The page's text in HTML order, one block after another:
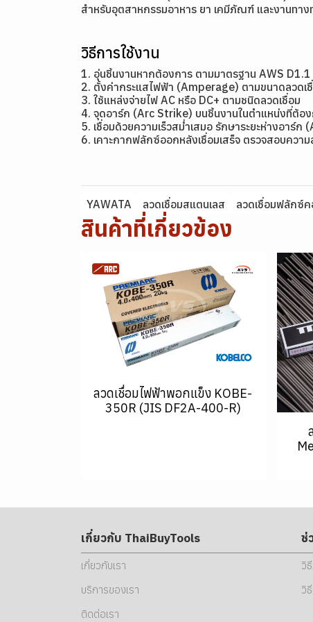
สำหรับอุตสาหกรรมอาหาร ยา เคมีภัณฑ์ และงานทางท
วิธีการใช้งาน
1. อุ่นชิ้นงานหากต้องการ ตามมาตรฐาน AWS D1.1
2. ตั้งค่ากระแสไฟฟ้า (Amperage) ตามขนาดลว
3. ใช้แหล่งจ่ายไฟ AC หรือ DC+ ตามชนิดลวดเชื่อม
4. จุดอาร์ก (Arc Strike) บนชิ้นงานในตำแหน่งที่ต้อง
5. เชื่อมด้วยความเร็วสม่ำเสมอ รักษาระยะห่างอา
6. เคาะกากฟลักซ์ออกหลังเชื่อมเสร็จ ตรวจสอบควา
YAWATA ลวดเชื่อมสแตนเลส ลวดเชื่อมฟลักซ์ค
สินค้าที่เกี่ยวข้อง
ลวดเชื่อมไฟฟ้าพอกแข็ง KOBE-
350R (JIS DF2A-400-R)
เกี่ยวกับ ThaiBuyTools
เกี่ยวกับเรา
บริการของเรา
ติดต่อเรา
ช่
วิ
วิ